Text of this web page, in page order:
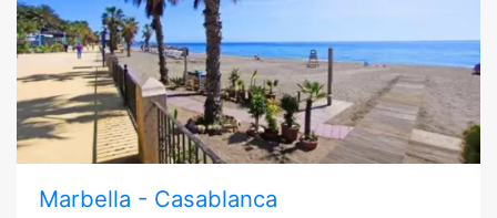
Marbella - Casablanca